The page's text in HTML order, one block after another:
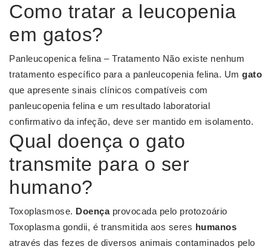
Como tratar a leucopenia
em gatos?
Panleucopenica felina – Tratamento Não existe nenhum
tratamento específico para a panleucopenia felina. Um gato
que apresente sinais clínicos compatíveis com
panleucopenia felina e um resultado laboratorial
confirmativo da infeção, deve ser mantido em isolamento.
Qual doença o gato
transmite para o ser
humano?
Toxoplasmose. Doençaprovocada pelo protozoário
Toxoplasma gondii, é transmitida aos seres humanos
através das fezes de diversos animais contaminados pelo